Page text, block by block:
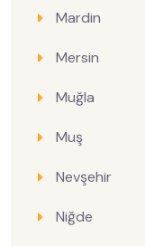
Mardin
Mersin
Muğla
Muş
Nevşehir
Niğde